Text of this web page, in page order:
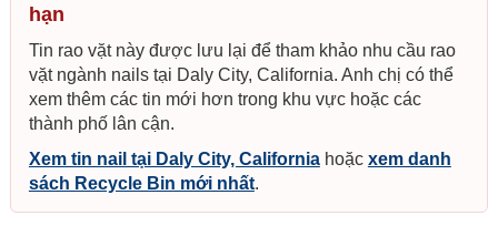
hạn
Tin rao vặt này được lưu lại để tham khảo nhu cầu rao
vặt ngành nails tại Daly City, California. Anh chị có thể
xem thêm các tin mới hơn trong khu vực hoặc các
thành phố lân cận.
Xem tin nail tại Daly City, Californiahoặc xem danh
sách Recycle Bin mới nhất.